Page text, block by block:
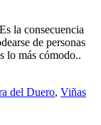
la consecuencia
de personas
lo más cómodo..
del Duero, Viñas